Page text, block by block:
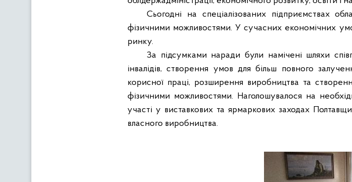
Сьогодні на спеціалізованих підприємствах
фізичними можливостями. У сучасних економічних
ринку.
За підсумками наради були намічені шляхи
інвалідів, створення умов для більш повного
корисної праці, розширення виробництва та
фізичними можливостями. Наголошувалося на
участі у виставкових та ярмаркових заходах
власного виробництва.